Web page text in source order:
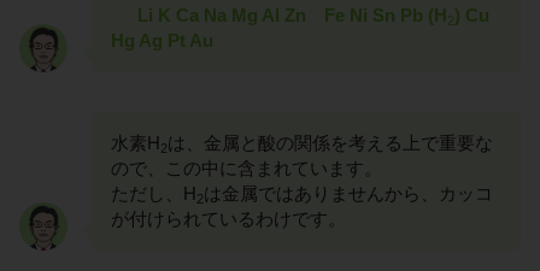
Li K Ca Na Mg Al Zn Fe Ni Sn Pb (H2) Cu
Hg Ag Pt Au
水素H2は、金属と酸の関係を考える上で重要な
ので、この中に含まれています。
ただし、H2は金属ではありませんから、カッコ
が付けられているわけです。